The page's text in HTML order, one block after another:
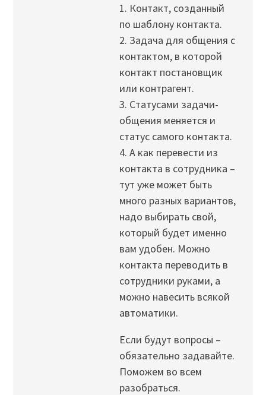
1. Контакт, созданный
по шаблону контакта.
2. Задача для общения с
контактом, в которой
контакт постановщик
или контрагент.
3. Статусами задачи-
общения меняется и
статус самого контакта.
4. А как перевести из
контакта в сотрудника –
тут уже может быть
много разных вариантов,
надо выбирать свой,
который будет именно
вам удобен. Можно
контакта переводить в
сотрудники руками, а
можно навесить всякой
автоматики.
Если будут вопросы –
обязательно задавайте.
Поможем во всем
разобраться.